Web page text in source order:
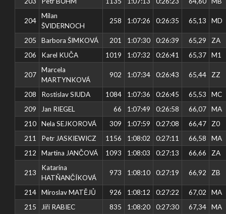
204
Milan
ŠVIDERNOCH
258 1:07:26 0:26:35 65,13 MD
205 Barbora ŠIMKOVÁ 201 1:07:30 0:26:39 65,29
ZA
206
Karel KUČA 1019 1:07:32 0:26:41 65,37 M1
207
Marcela
MARTYNKOVÁ
902 1:07:34 0:26:43 65,44 ZZ
208 Rostislav SIUDA 1084 1:07:36 0:26:45 65,53
MC
209
Jan RIEGEL 66 1:07:49 0:26:58 66,07
MA
210
Nela SEJKOROVÁ 309 1:07:59 0:27:08 66,47
Z0
211
Petr JASKIEWICZ 1156 1:08:02 0:27:11 66,58
MA
212
Martina JANČOVÁ 1093 1:08:03 0:27:13 66,66 ZA
213
Katarína
HATŇANČÍKOVÁ
973 1:08:10 0:27:19 66,92 ZB
214 Miroslav MATĚJŮ 926 1:08:12 0:27:22 67,02
MA
215
Jiří RABIEC 835 1:08:20 0:27:30 67,34
MA